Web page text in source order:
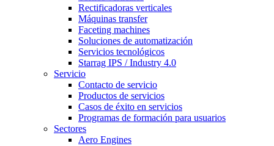
Rectificadoras verticales
Máquinas transfer
Faceting machines
Soluciones de automatización
Servicios tecnológicos
Starrag IPS / Industry 4.0
Servicio
Contacto de servicio
Productos de servicios
Casos de éxito en servicios
Programas de formación para usuarios
Sectores
Aero Engines